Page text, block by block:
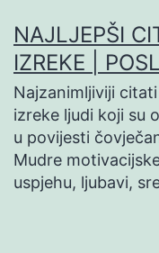
na
sadržaj
NAJLJEPŠI
IZREKE |
Najzanimljiviji
izreke ljudi koji su
u povijesti
Mudre
uspjehu, ljubavi,